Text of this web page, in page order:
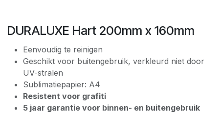
DURALUXE Hart 200mm x 160mm
Eenvoudig te reinigen
Geschikt voor buitengebruik, verkleurd niet door
UV-stralen
Sublimatiepapier: A4
Resistent voor grafiti
5 jaar garantie voor binnen- en buitengebruik